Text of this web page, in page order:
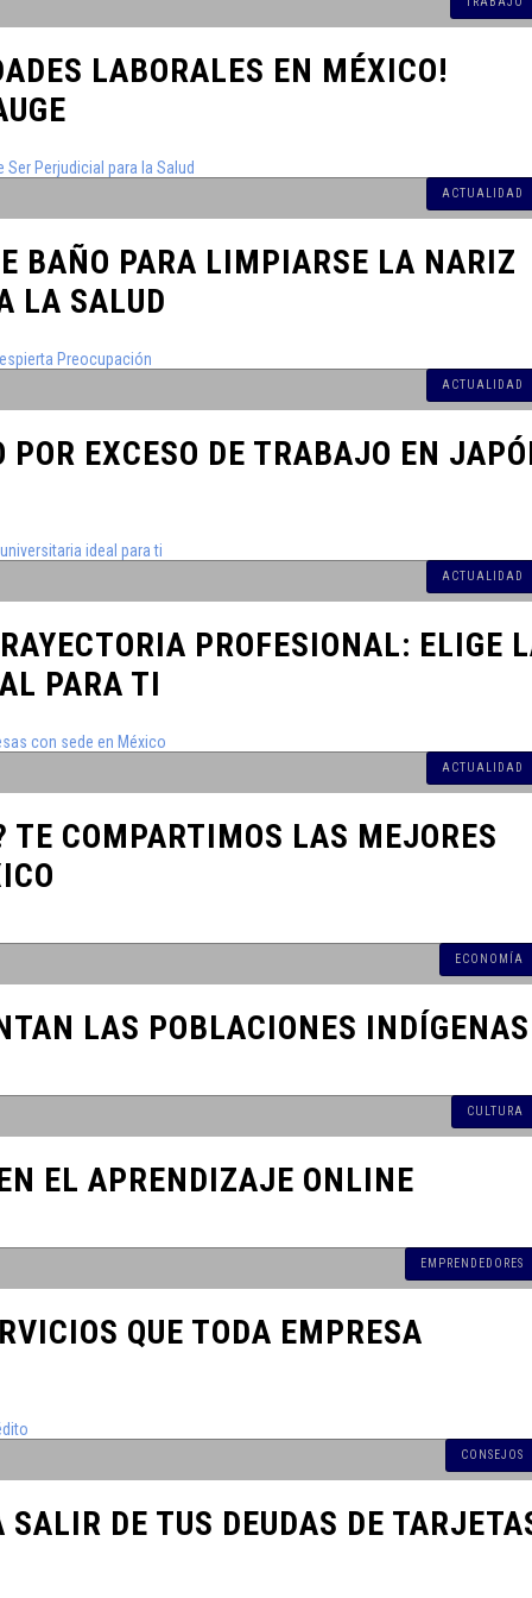
UDLAP
único
en el
con
EE. UU.
Tetris y
Nuevo
2024
test
del Agua
Duelo
y
Próximo
de
y la
LABORALES EN MÉXICO!
ACTUALIDAD
BAÑO PARA LIMPIARSE LA NARIZ
LA SALUD
ACTUALIDAD
EXCESO DE TRABAJO EN
ACTUALIDAD
PROFESIONAL: ELIGE
PARA TI
ACTUALIDAD
TE COMPARTIMOS LAS MEJORES
ECONOMÍA
LAS POBLACIONES INDÍGENAS
CULTURA
EL APRENDIZAJE ONLINE
EMPRENDEDORES
QUE TODA EMPRESA
CONSEJOS
DE TUS DEUDAS DE